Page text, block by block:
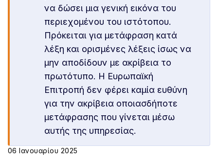
να δώσει μια γενική εικόνα του
περιεχομένου του ιστότοπου.
Πρόκειται για μετάφραση κατά
λέξη και ορισμένες λέξεις ίσως να
μην αποδίδουν με ακρίβεια το
πρωτότυπο. Η Ευρωπαϊκή
Επιτροπή δεν φέρει καμία ευθύνη
για την ακρίβεια οποιασδήποτε
μετάφρασης που γίνεται μέσω
αυτής της υπηρεσίας.
06 Ιανουαρίου 2025